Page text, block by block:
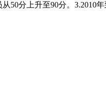
50分上升至90分。3.2010